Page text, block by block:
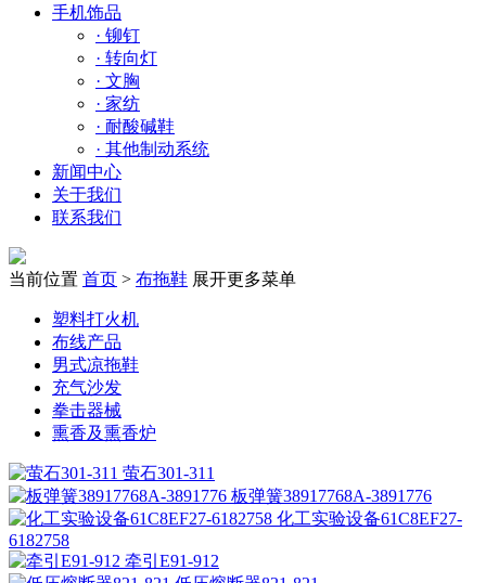
手机饰品
· 铆钉
· 转向灯
· 文胸
· 家纺
· 耐酸碱鞋
· 其他制动系统
新闻中心
关于我们
联系我们
当前位置 首页 > 布拖鞋 展开更多菜单
塑料打火机
布线产品
男式凉拖鞋
充气沙发
拳击器械
熏香及熏香炉
萤石301-311
板弹簧38917768A-3891776
化工实验设备61C8EF27-
6182758
牵引E91-912